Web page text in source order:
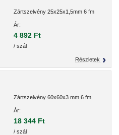
Zártszelvény 25x25x1,5mm 6 fm
Ár:
4 892 Ft
/ szál
Részletek
Zártszelvény 60x60x3 mm 6 fm
Ár:
18 344 Ft
/ szál